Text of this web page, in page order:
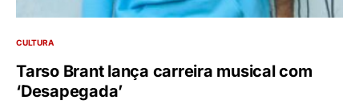
CULTURA
Tarso Brant lança carreira musical com
‘Desapegada’